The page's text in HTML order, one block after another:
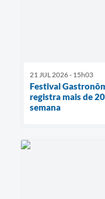
21 JUL 2026 - 15h03
Festival
registra mais de
semana